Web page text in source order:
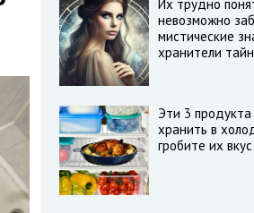
Их трудно
невозможно
мистические
хранители тайн
Эти 3
хранить в
гробите их